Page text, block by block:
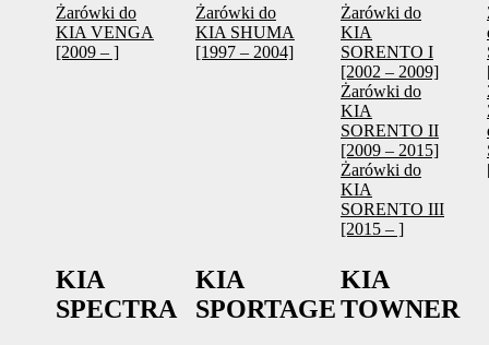
Żarówki do
KIA VENGA
[2009 – ]
Żarówki do
KIA SHUMA
[1997 – 2004]
Żarówki do
KIA
SORENTO I
[2002 – 2009]
Żarówki do
KIA
SORENTO II
[2009 – 2015]
Żarówki do
KIA
SORENTO III
[2015 – ]
KIA
SPECTRA
KIA
SPORTAGE
KIA
TOWNER